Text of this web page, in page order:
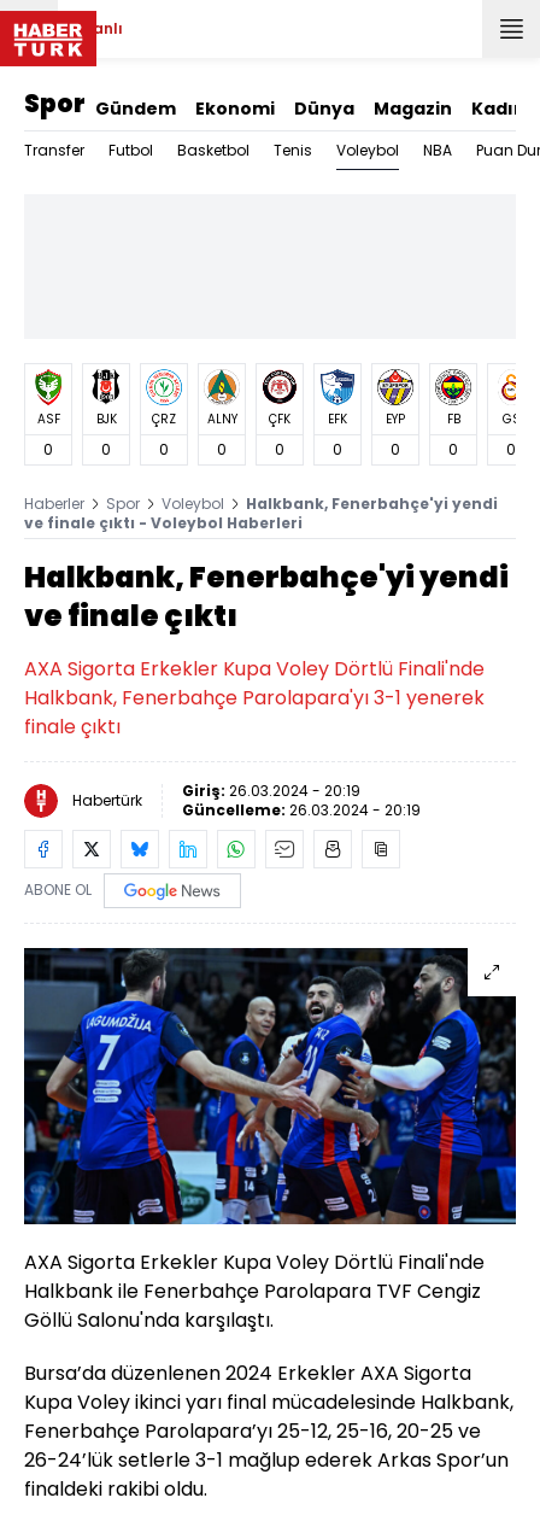
Canlı
Spor Gündem Ekonomi Dünya Magazin Kadın
Transfer Futbol Basketbol Tenis Voleybol NBA Puan
ASF
0
BJK
0
ÇRZ
0
ALNY
0
ÇFK
0
EFK
0
EYP
0
FB
0
GS
0
Haberler Spor Voleybol
Halkbank, Fenerbahçe'yi yendi
ve finale çıktı - Voleybol Haberleri
Halkbank, Fenerbahçe'yi yendi
ve finale çıktı
AXA Sigorta Erkekler Kupa Voley Dörtlü Finali'nde
Halkbank, Fenerbahçe Parolapara'yı 3-1 yenerek
finale çıktı
Habertürk Giriş: 26.03.2024 - 20:19
Güncelleme: 26.03.2024 - 20:19
ABONE OL
AXA Sigorta Erkekler Kupa Voley Dörtlü Finali'nde
Halkbank ile Fenerbahçe Parolapara TVF Cengiz
Göllü Salonu'nda karşılaştı.
Bursa’da düzenlenen 2024 Erkekler AXA Sigorta
Kupa Voley ikinci yarı final mücadelesinde Halkbank,
Fenerbahçe Parolapara’yı 25-12, 25-16, 20-25 ve
26-24’lük setlerle 3-1 mağlup ederek Arkas Spor’un
finaldeki rakibi oldu.